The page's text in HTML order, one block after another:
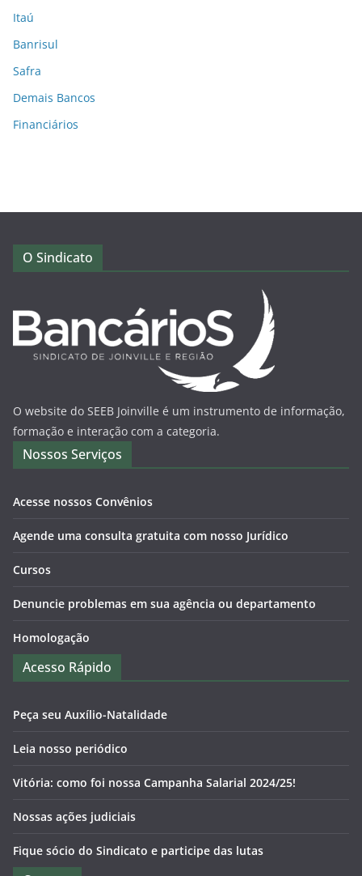
Itaú
Banrisul
Safra
Demais Bancos
Financiários
O Sindicato
O website do SEEB Joinville é um instrumento de informação,
formação e interação com a categoria.
Nossos Serviços
Acesse nossos Convênios
Agende uma consulta gratuita com nosso Jurídico
Cursos
Denuncie problemas em sua agência ou departamento
Homologação
Acesso Rápido
Peça seu Auxílio-Natalidade
Leia nosso periódico
Vitória: como foi nossa Campanha Salarial 2024/25!
Nossas ações judiciais
Fique sócio do Sindicato e participe das lutas